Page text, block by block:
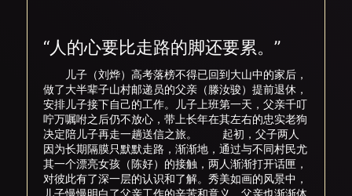
“人的心要比走路的脚还要累。”
儿子（刘烨）高考落榜不得已回到大山中的家后，
做了大半辈子山村邮递员的父亲（滕汝骏）提前退休，
安排儿子接下自己的工作。儿子上班第一天，父亲千叮
咛万嘱咐之后仍不放心，带上长年在其左右的忠实老狗
决定陪儿子再走一趟送信之旅。 起初，父子两人
因为长期隔膜只默默走路，渐渐地，通过与不同村民尤
其一个漂亮女孩（陈好）的接触，两人渐渐打开话匣，
对彼此有了深一层的认识和了解。秀美如画的风景中，
儿子慢慢明白了父亲工作的辛苦和意义，父亲也渐渐体